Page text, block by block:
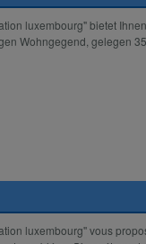
luxembourg" bietet
Wohngegend, gelegen
luxembourg'' vous